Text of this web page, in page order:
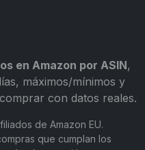
en Amazon por ASIN,
máximos/mínimos y
con datos reales.
de Amazon EU.
que cumplan los